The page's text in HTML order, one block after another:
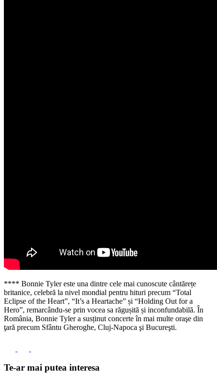
**** Bonnie Tyler este una dintre cele mai cunoscute cântărețe
britanice, celebră la nivel mondial pentru hituri precum “Total
Eclipse of the Heart”, “It’s a Heartache” și “Holding Out for a
Hero”, remarcându-se prin vocea sa răgușită și inconfundabilă. În
România, Bonnie Tyler a susținut concerte în mai multe oraşe din
ţară precum Sfântu Gheroghe, Cluj-Napoca şi Bucureşti.
Te-ar mai putea interesa